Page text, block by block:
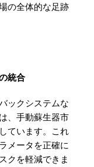
の全体的な足跡
統合
ックシステムな
、手動蘇生器市
ています。これ
メータを正確に
クを軽減できま